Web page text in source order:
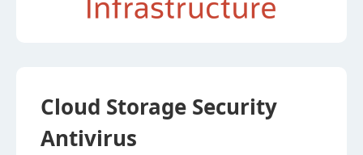
Cloud Storage Security
Antivirus